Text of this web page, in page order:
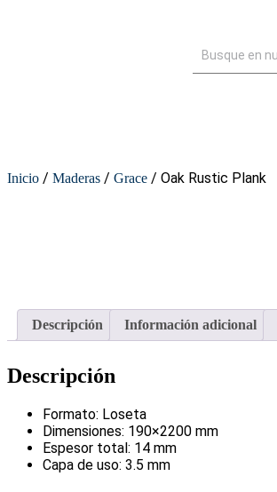
Inicio / Maderas / Grace / Oak Rustic Plank
Descripción Información adicional
Descripción
Formato: Loseta
Dimensiones: 190×2200 mm
Espesor total: 14 mm
Capa de uso: 3.5 mm